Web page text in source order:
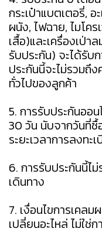
กระเป๋าแบตเตอรี่,
ผนัง, ไฟฉาย, ไมโค
เสื้อ)และเครื่องเป่า
รับประกัน) จะได้รับ
ประกันนี้จะไม่รวมถึ
ทั่วไปของลูกค้า
5. การรับประกันออ
30 วัน นับจากวันที่ซื้
ระยะเวลาการลงท
6. การรับประกันนี้ไ
เดินทาง
7. เงื่อนไขการเคล
เปลี่ยนอะไหล่ ไม่ใช่